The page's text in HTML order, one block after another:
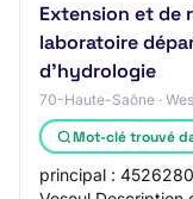
Extension et de
laboratoire
d'hydrologie
70-Haute-Saône ·
Mot-clé trouvé
principal :